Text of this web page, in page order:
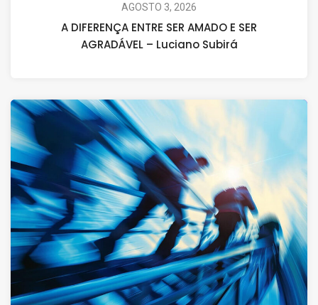
AGOSTO 3, 2026
A DIFERENÇA ENTRE SER AMADO E SER
AGRADÁVEL – Luciano Subirá